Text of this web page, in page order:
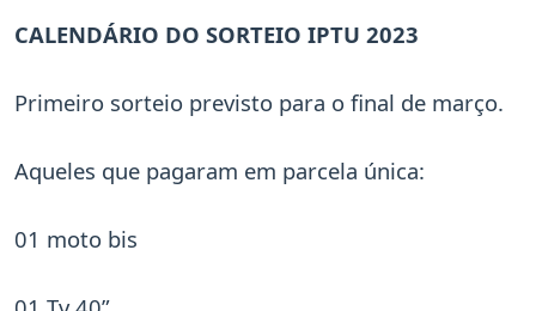
CALENDÁRIO DO SORTEIO IPTU 2023
Primeiro sorteio previsto para o final de março.
Aqueles que pagaram em parcela única:
01 moto bis